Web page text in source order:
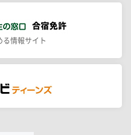
る情報サイト